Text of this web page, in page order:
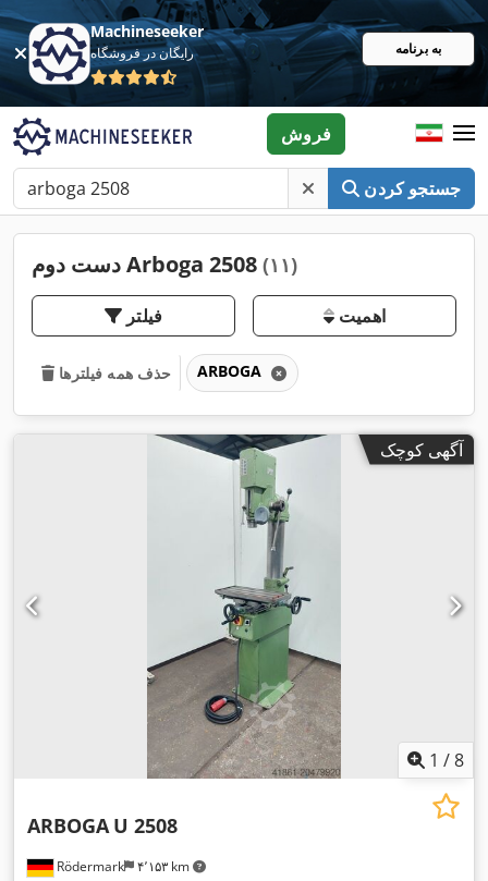
Machineseeker
رایگان در فروشگاه به برنامه
جستجو کردن
فروش
دست دوم Arboga 2508 (۱۱)
فیلتر اهمیت
حذف همه فیلترها ARBOGA
آگهی کوچک
1 /8
Rödermark ۴٬۱۵۳ km
ARBOGA U 2508